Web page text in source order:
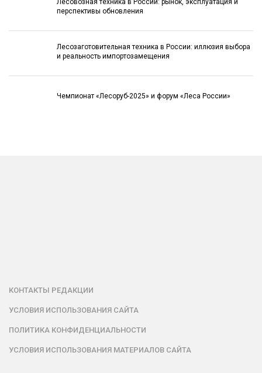
Лесовозная техника в России: рынок, эксплуатация и
перспективы обновления
Лесозаготовительная техника в России: иллюзия выбора
и реальность импортозамещения
Чемпионат «Лесоруб-2025» и форум «Леса России»
КОНТАКТЫ РЕДАКЦИИ
УСЛОВИЯ ИСПОЛЬЗОВАНИЯ САЙТА
ПОЛИТИКА КОНФИДЕНЦИАЛЬНОСТИ
УСЛОВИЯ ИСПОЛЬЗОВАНИЯ МАТЕРИАЛОВ САЙТА